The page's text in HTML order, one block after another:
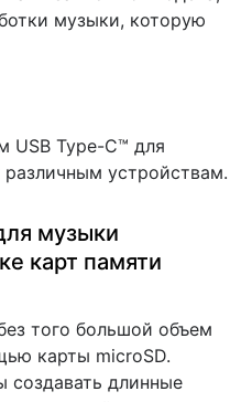
музыки, которую
USB Type-C™ для
устройствам.
музыки
карт памяти
того большой объем
карты microSD.
создавать длинные